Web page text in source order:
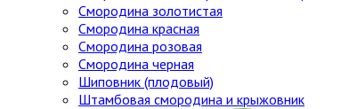
Смородина золотистая
Смородина красная
Смородина розовая
Смородина черная
Шиповник (плодовый)
Штамбовая смородина и крыжовник